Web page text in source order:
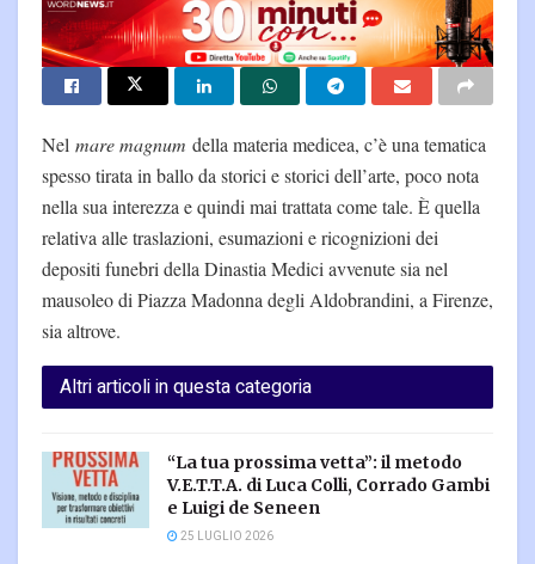
Nel mare magnum della materia medicea, c’è una tematica
spesso tirata in ballo da storici e storici dell’arte, poco nota
nella sua interezza e quindi mai trattata come tale. È quella
relativa alle traslazioni, esumazioni e ricognizioni dei
depositi funebri della Dinastia Medici avvenute sia nel
mausoleo di Piazza Madonna degli Aldobrandini, a Firenze,
sia altrove.
Altri articoli in questa categoria
“La tua prossima vetta”: il metodo
V.E.T.T.A. di Luca Colli, Corrado Gambi
e Luigi de Seneen
25 LUGLIO 2026